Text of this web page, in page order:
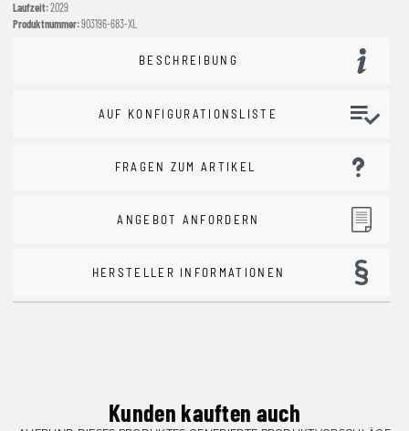
Laufzeit:2029
Produktnummer:903196-683-XL
BESCHREIBUNG
AUF KONFIGURATIONSLISTE
FRAGEN ZUM ARTIKEL
ANGEBOT ANFORDERN
HERSTELLER INFORMATIONEN
Kunden kauften auch